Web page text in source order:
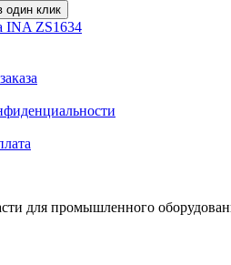
один клик
INA ZS1634
для промышленного